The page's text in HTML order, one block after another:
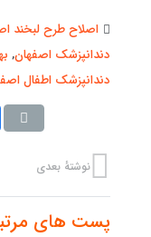
اصلاح طرح لبخند
دندانپزشک اصفهان,
دندانپزشک اطفال
نوشتهٔ بعدی
پست های